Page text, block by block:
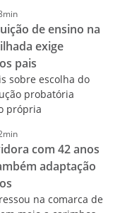
de ensino na
exige
pais
sobre escolha do
probatória
própria
com 42 anos
adaptação
na comarca de